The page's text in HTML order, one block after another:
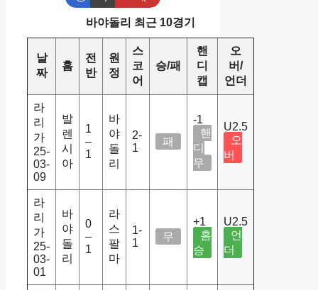
바야돌리 최근 10경기
날
짜
홈
전
반
원
정
스
코
어
승/패
핸
디
캡
오
버/
언더
라
리
가
25-
03-
09
발
렌
시
아
1
–
1
바
야
돌
리
2-
1
패
-1
핸
디
무
U2.5
오
버
라
리
가
25-
03-
01
바
야
돌
리
0
–
1
라
스
팔
마
1-
1
무
+1
홈
승
U2.5
언
더